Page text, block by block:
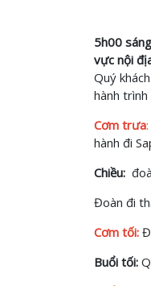
5h00
vực nội
Quý
hành
Cơm trưa:
hành đi
Chiều:
Đoàn đi
Cơm tối:
Buổi tối: